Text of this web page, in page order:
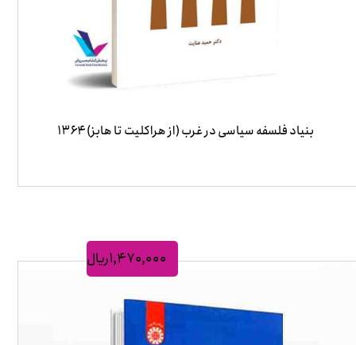
بنیاد فلسفه سیاسی در غرب (از هراکلیت تا هابز) ۱۳۶۴
۱,۴۷۰,۰۰۰ریال